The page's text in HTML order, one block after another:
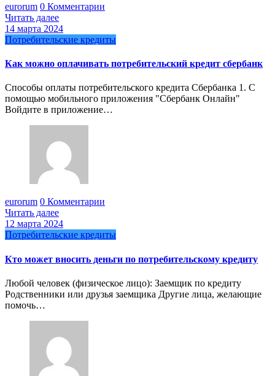
eurorum 0 Комментарии
Читать далее
14 марта 2024
Потребительские кредиты
Как можно оплачивать потребительский кредит сбербанк
Способы оплаты потребительского кредита Сбербанка 1. С
помощью мобильного приложения "Сбербанк Онлайн"
Войдите в приложение…
eurorum 0 Комментарии
Читать далее
12 марта 2024
Потребительские кредиты
Кто может вносить деньги по потребительскому кредиту
Любой человек (физическое лицо): Заемщик по кредиту
Родственники или друзья заемщика Другие лица, желающие
помочь…